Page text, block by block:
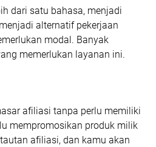
dari satu bahasa, menjadi
alternatif pekerjaan
modal. Banyak
memerlukan layanan ini.
afiliasi tanpa perlu memiliki
mempromosikan produk milik
afiliasi, dan kamu akan